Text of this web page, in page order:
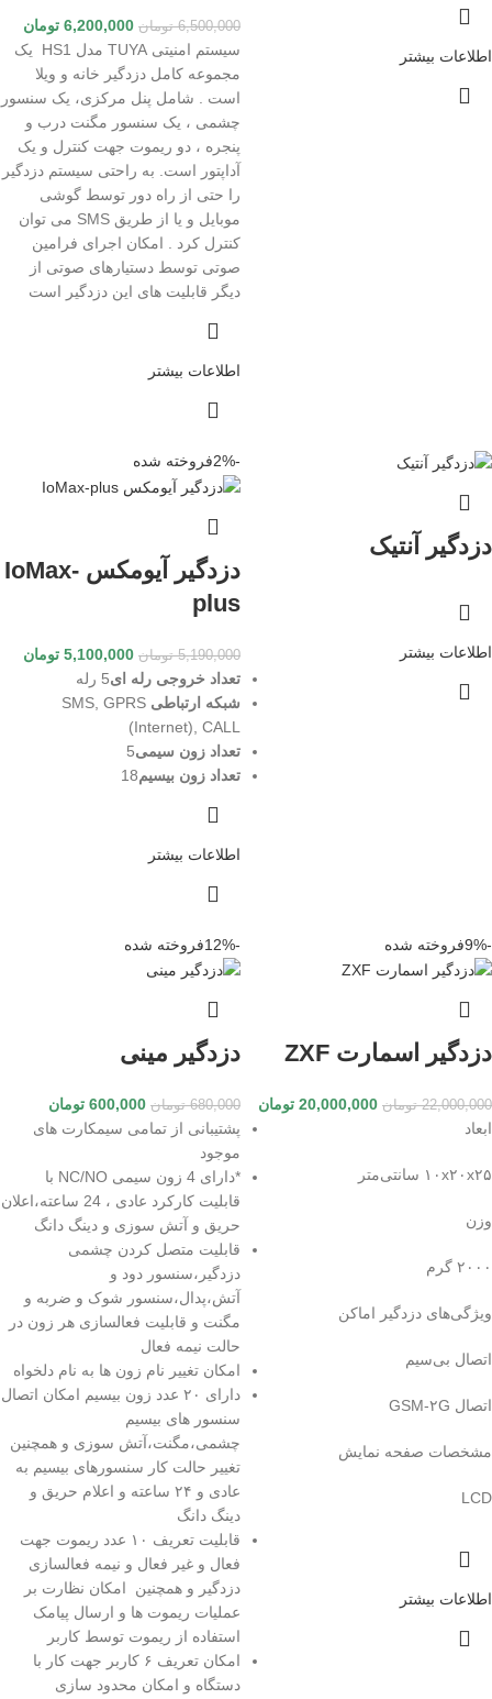
اطلاعات بیشتر
6,500,000 تومان 6,200,000 تومان
سیستم امنیتی TUYA مدل HS1 یک
مجموعه کامل دزدگیر خانه و ویلا
است . شامل پنل مرکزی، یک سنسور
چشمی ، یک سنسور مگنت درب و
پنجره ، دو ریموت جهت کنترل و یک
آداپتور است. به راحتی سیستم دزدگیر
را حتی از راه دور توسط گوشی
موبایل و یا از طریق SMS می توان
کنترل کرد . امکان اجرای فرامین
صوتی توسط دستیارهای صوتی از
دیگر قابلیت های این دزدگیر است
اطلاعات بیشتر
دزدگیر آنتیک
اطلاعات بیشتر
-2% فروخته شده
دزدگیر آیومکس IoMax-
plus
5,190,000 تومان 5,100,000 تومان
تعداد خروجی رله ای5 رله
شبکه ارتباطی SMS, GPRS
(Internet), CALL
تعداد زون سیمی5
تعداد زون بیسیم18
اطلاعات بیشتر
-9% فروخته شده
دزدگیر اسمارت ZXF
22,000,000 تومان 20,000,000 تومان
ابعاد
۱۰x۲۰x۲۵ سانتی‌متر
وزن
۲۰۰۰ گرم
ویژگی‌های دزدگیر اماکن
اتصال بی‌سیم
اتصال GSM‎-۲G
مشخصات صفحه نمایش
LCD
اطلاعات بیشتر
-12% فروخته شده
دزدگیر مینی
680,000 تومان 600,000 تومان
پشتیبانی از تمامی سیمکارت های
موجود
*دارای 4 زون سیمی NC/NO با
قابلیت کارکرد عادی ، 24 ساعته،اعلان
حریق و آتش سوزی و دینگ دانگ
قابلیت متصل کردن چشمی
دزدگیر،سنسور دود و
آتش،پدال،سنسور شوک و ضربه و
مگنت و قابلیت فعالسازی هر زون در
حالت نیمه فعال
امکان تغییر نام زون ها به نام دلخواه
دارای ۲۰ عدد زون بیسیم امکان اتصال
سنسور های بیسیم
چشمی،مگنت،آتش سوزی و همچنین
تغییر حالت کار سنسورهای بیسیم به
عادی و ۲۴ ساعته و اعلام حریق و
دینگ دانگ
قابلیت تعریف ۱۰ عدد ریموت جهت
فعال و غیر فعال و نیمه فعالسازی
دزدگیر و همچنین امکان نظارت بر
عملیات ریموت ها و ارسال پیامک
استفاده از ریموت توسط کاربر
امکان تعریف ۶ کاربر جهت کار با
دستگاه و امکان محدود سازی